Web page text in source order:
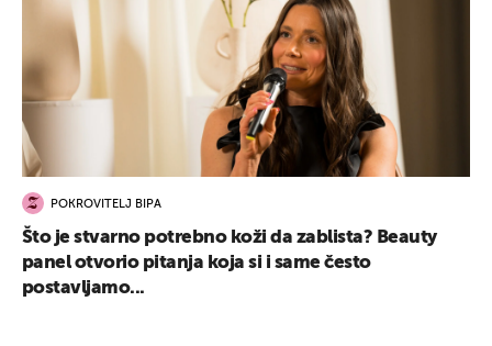
POKROVITELJ BIPA
Što je stvarno potrebno koži da zablista? Beauty
panel otvorio pitanja koja si i same često
postavljamo...